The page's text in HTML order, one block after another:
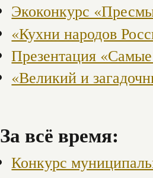
Экоконкурс
«Кухни народов
Презентация
«Великий и
За всё время:
Конкурс